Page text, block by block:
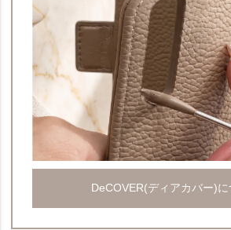
DeCOVER(ディアカバー)に